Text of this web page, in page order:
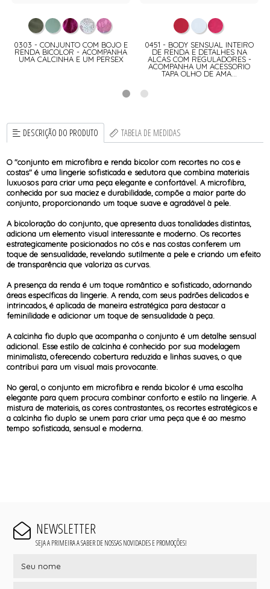
0303 - CONJUNTO COM BOJO E
RENDA BICOLOR - ACOMPANHA
UMA CALCINHA E UM PERSEX
0451 - BODY SENSUAL INTEIRO
DE RENDA E DETALHES NA
ALCAS COM REGULADORES -
ACOMPANHA UM ACESSORIO
TAPA OLHO DE AMA...
DESCRIÇÃO DO PRODUTO TABELA DE MEDIDAS
O "conjunto em microfibra e renda bicolor com recortes no cos e
costas" é uma lingerie sofisticada e sedutora que combina materiais
luxuosos para criar uma peça elegante e confortável. A microfibra,
conhecida por sua maciez e durabilidade, compõe a maior parte do
conjunto, proporcionando um toque suave e agradável à pele.
A bicoloração do conjunto, que apresenta duas tonalidades distintas,
adiciona um elemento visual interessante e moderno. Os recortes
estrategicamente posicionados no cós e nas costas conferem um
toque de sensualidade, revelando sutilmente a pele e criando um efeito
de transparência que valoriza as curvas.
A presença da renda é um toque romântico e sofisticado, adornando
áreas específicas da lingerie. A renda, com seus padrões delicados e
intrincados, é aplicada de maneira estratégica para destacar a
feminilidade e adicionar um toque de sensualidade à peça.
A calcinha fio duplo que acompanha o conjunto é um detalhe sensual
adicional. Esse estilo de calcinha é conhecido por sua modelagem
minimalista, oferecendo cobertura reduzida e linhas suaves, o que
contribui para um visual mais provocante.
No geral, o conjunto em microfibra e renda bicolor é uma escolha
elegante para quem procura combinar conforto e estilo na lingerie. A
mistura de materiais, as cores contrastantes, os recortes estratégicos e
a calcinha fio duplo se unem para criar uma peça que é ao mesmo
tempo sofisticada, sensual e moderna.
NEWSLETTER
SEJA A PRIMEIRA A SABER DE NOSSAS NOVIDADES E PROMOÇÕES!